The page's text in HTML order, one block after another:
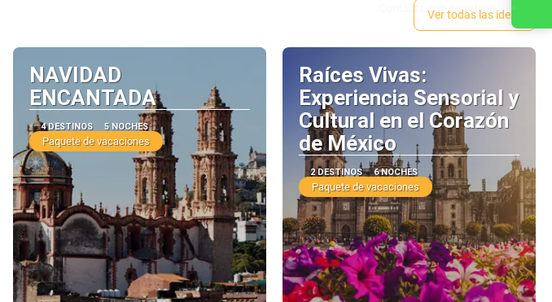
Ver todas las ideas
NAVIDAD
ENCANTADA
4 DESTINOS 5 NOCHES
Paquete de vacaciones
Raíces Vivas:
Experiencia Sensorial y
Cultural en el Corazón
de México
2 DESTINOS 6 NOCHES
Paquete de vacaciones
Contacta con nosotros